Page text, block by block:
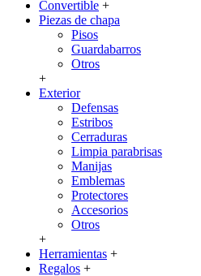
Convertible +
Piezas de chapa
Pisos
Guardabarros
Otros
+
Exterior
Defensas
Estribos
Cerraduras
Limpia parabrisas
Manijas
Emblemas
Protectores
Accesorios
Otros
+
Herramientas +
Regalos +